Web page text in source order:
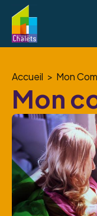
Accueil Mon
Mon